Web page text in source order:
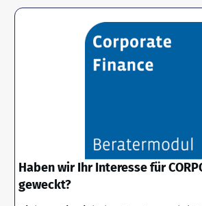
Haben wir Ihr Interesse für
geweckt?